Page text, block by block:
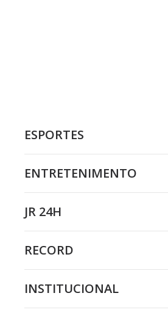
ESPORTES
ENTRETENIMENTO
JR 24H
RECORD
INSTITUCIONAL